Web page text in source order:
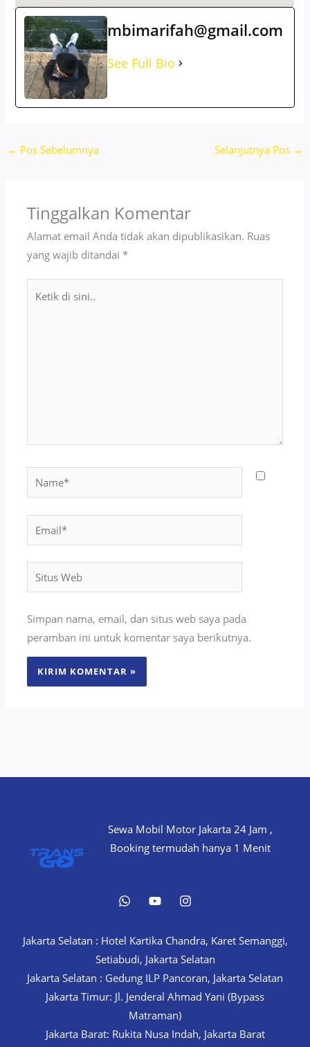
mbimarifah@gmail.com
See Full Bio
← Pos Sebelumnya Selanjutnya Pos →
Tinggalkan Komentar
Alamat email Anda tidak akan dipublikasikan. Ruas
yang wajib ditandai*
Name*
Situs
Web
Simpan nama, email, dan situs web saya pada
peramban ini untuk komentar saya berikutnya.
Sewa Mobil Motor Jakarta 24 Jam ,
Booking termudah hanya 1 Menit
Jakarta Selatan : Hotel Kartika Chandra, Karet Semanggi,
Setiabudi, Jakarta Selatan
Jakarta Selatan : Gedung ILP Pancoran, Jakarta Selatan
Jakarta Timur: Jl. Jenderal Ahmad Yani (Bypass
Matraman)
Jakarta Barat: Rukita Nusa Indah, Jakarta Barat